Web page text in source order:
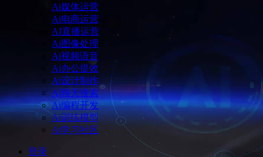
Ai媒体运营
Ai电商运营
AI直播运营
Ai图像处理
Ai视频语音
Ai办公提效
Ai设计制作
Ai聊天搜索
Ai编程开发
Ai训练模型
Ai学习社区
登录